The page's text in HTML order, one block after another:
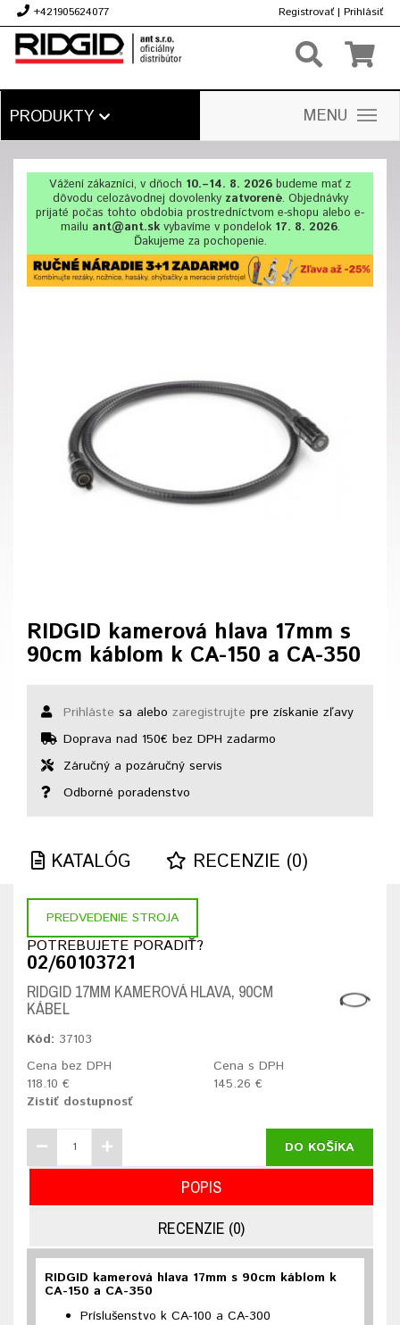
+421905624077 Registrovať | Prihlásiť
PRODUKTY MENU
Vážení zákazníci, v dňoch 10.–14. 8. 2026 budeme mať z
dôvodu celozávodnej dovolenkyzatvorené. Objednávky
prijaté počas tohto obdobia prostredníctvom e-shopu alebo e-
mailu ant@ant.skvybavíme v pondelok 17. 8. 2026.
Ďakujeme za pochopenie.
RIDGID kamerová hlava 17mm s
90cm káblom k CA-150 a CA-350
Prihláste sa alebo zaregistrujte pre získanie zľavy
Doprava nad 150€ bez DPH zadarmo
Záručný a pozáručný servis
Odborné poradenstvo
KATALÓG RECENZIE (0)
PREDVEDENIE STROJA
POTREBUJETE PORADIŤ?
02/60103721
RIDGID 17MM KAMEROVÁ HLAVA, 90CM
KÁBEL
Kód: 37103
Cena bez DPH
118.10 €
Cena s DPH
145.26 €
Zistiť dostupnosť
DO KOŠÍKA
POPIS
RECENZIE (0)
RIDGID kamerová hlava 17mm s 90cm káblom k
CA-150 a CA-350
Príslušenstvo k CA-100 a CA-300